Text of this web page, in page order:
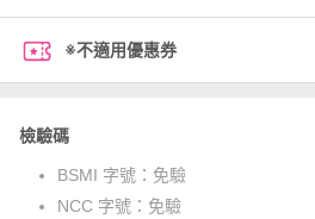
※不適用優惠券
檢驗碼
BSMI 字號： 免驗
NCC 字號： 免驗